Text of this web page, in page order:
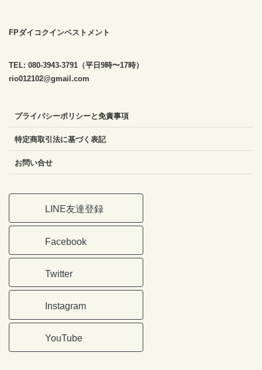
FPダイコクインベストメント
TEL: 080-3943-3791（平日9時〜17時）
rio012102@gmail.com
プライバシーポリシーと免責事項
特定商取引法に基づく表記
お問い合せ
LINE友達登録
Facebook
Twitter
Instagram
YouTube